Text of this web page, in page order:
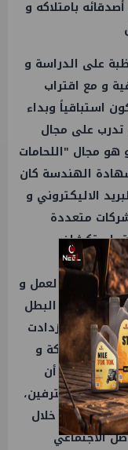
بامتلاكه و
على الدراسة و
و مع اقتراب
استباقياً وبداء
على مجال
مجال "اللحامات
الهندسة كان
الاليكتروني و
متعددة
باستكشاف
له عقد العمل و
و بداء هذا البطل
،و ازدادت
بين شركة و
أهله إلى أن
المحترفين،
به إلا خلال
الاجتماعي